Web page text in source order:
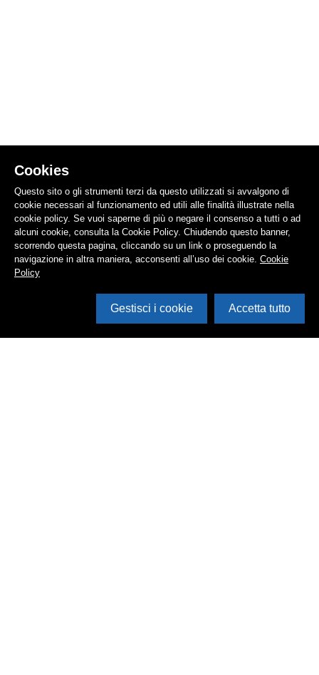
Cookies
Questo sito o gli strumenti terzi da questo utilizzati si avvalgono di
cookie necessari al funzionamento ed utili alle finalità illustrate nella
cookie policy. Se vuoi saperne di più o negare il consenso a tutti o ad
alcuni cookie, consulta la Cookie Policy. Chiudendo questo banner,
scorrendo questa pagina, cliccando su un link o proseguendo la
navigazione in altra maniera, acconsenti all’uso dei cookie. Cookie
Policy
Gestisci i cookie Accetta tutto